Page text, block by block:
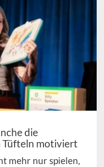
die
Tüfteln motiviert
mehr nur spielen,